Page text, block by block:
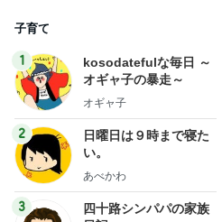
子育て
1
kosodatefulな毎日 ～
オギャ子の暴走～
オギャ子
2
日曜日は９時まで寝た
い。
あべかわ
3
四十路シンパパの家族